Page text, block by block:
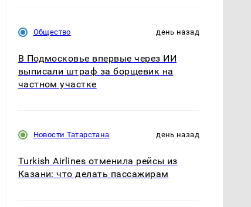
Общество день назад
В Подмосковье впервые через ИИ
выписали штраф за борщевик на
частном участке
Новости Татарстана день назад
Turkish Airlines отменила рейсы из
Казани: что делать пассажирам